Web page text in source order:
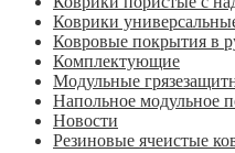
Коврики
Ковровые покрытия в
Комплектующие
Модульные
Напольное модульное
Новости
Резиновые ячеистые